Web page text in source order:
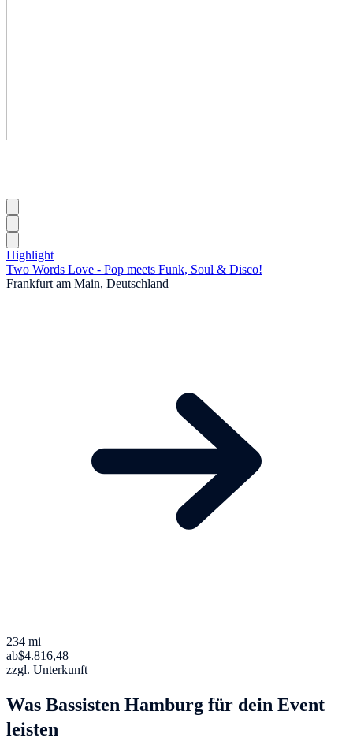
Highlight
Two Words Love - Pop meets Funk, Soul & Disco!
Frankfurt am Main, Deutschland
234 mi
ab$4.816,48
zzgl. Unterkunft
Was Bassisten Hamburg für dein Event
leisten